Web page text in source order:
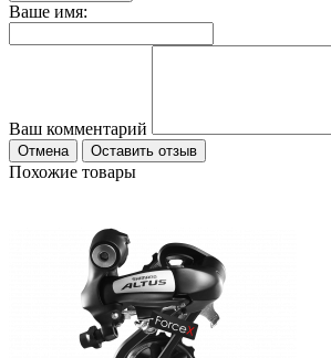
Ваше имя:
Ваш комментарий
Отмена Оставить отзыв
Похожие товары